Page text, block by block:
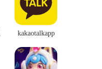
kakaotalkapp